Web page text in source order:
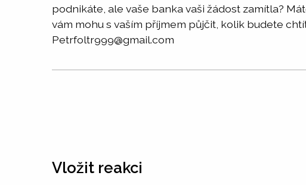
podnikáte, ale vaše banka vaši žádost zamítla?
vám mohu s vaším příjmem půjčit, kolik budete
Petrfoltr999@gmail.com
Vložit reakci